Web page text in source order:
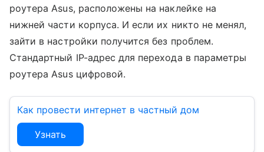
роутера Asus, расположены на наклейке на
нижней части корпуса. И если их никто не менял,
зайти в настройки получится без проблем.
Стандартный IP-адрес для перехода в параметры
роутера Asus цифровой.
Как провести интернет в частный дом
Узнать